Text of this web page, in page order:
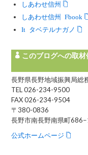
しあわせ信州
しあわせ信州 Facebook
Instagram タベテルナガノ
このブログへの取
長野県長野地域振興局総
TEL 026-234-9500
FAX 026-234-9504
〒380-0836
長野市南長野南県町
公式ホームページ